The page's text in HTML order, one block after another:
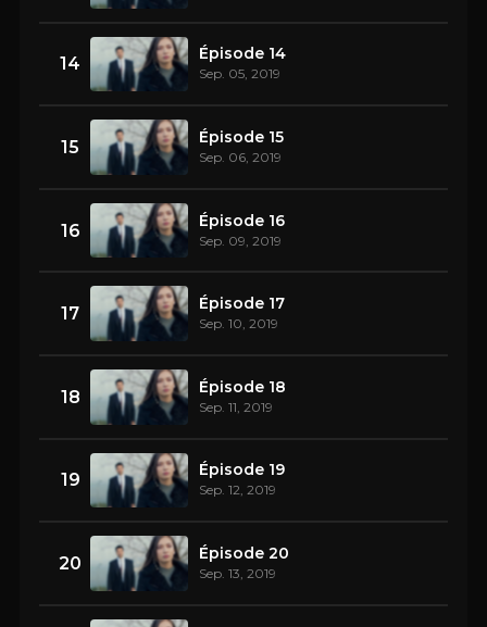
14 Épisode 14
Sep. 05, 2019
15 Épisode 15
Sep. 06, 2019
16 Épisode 16
Sep. 09, 2019
17 Épisode 17
Sep. 10, 2019
18 Épisode 18
Sep. 11, 2019
19 Épisode 19
Sep. 12, 2019
20 Épisode 20
Sep. 13, 2019